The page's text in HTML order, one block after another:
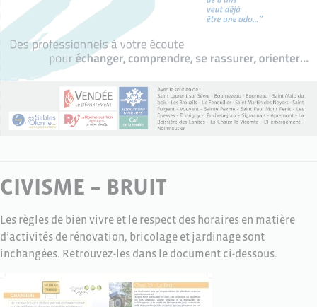
CIVISME – BRUIT
Les règles de bien vivre et le respect des horaires en matière
d’activités de rénovation, bricolage et jardinage sont
inchangées. Retrouvez-les dans le document ci-dessous.